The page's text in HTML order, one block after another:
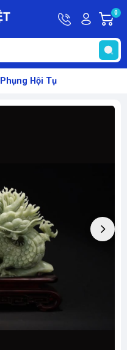
HotlineTài
khoản
Hello,
Khách
0
Hội Tụ